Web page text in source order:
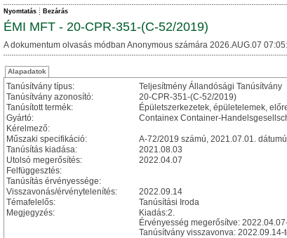
Nyomtatás Bezárás
ÉMI MFT - 20-CPR-351-(C-52/2019)
A dokumentum olvasás módban Anonymous számára 2026.AUG.07
Alapadatok
Tanúsítvány típus:
Teljesítmény Állandósági Tanúsítvány
Tanúsítvány azonosító:
20-CPR-351-(C-52/2019)
Tanúsított termék:
Épületszerkezetek, épületelemek,
Gyártó:
Containex Container-
Kérelmező:
Műszaki specifikáció:
A-72/2019 számú, 2021.07.01.
Tanúsítás kiadása:
2021.08.03
Utolsó megerősítés:
2022.04.07
Felfüggesztés:
Tanúsítás érvényessége:
Visszavonás/érvénytelenítés:
2022.09.14
Témafelelős:
Tanúsítási Iroda
Megjegyzés:
Kiadás:2.
Érvényesség megerősítve:
Tanúsítvány visszavonva: 2022.09.14-